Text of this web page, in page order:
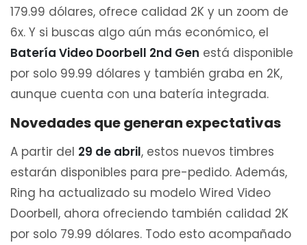
179.99 dólares, ofrece calidad 2K y un zoom de
6x. Y si buscas algo aún más económico, el
Batería Video Doorbell 2nd Gen está disponible
por solo 99.99 dólares y también graba en 2K,
aunque cuenta con una batería integrada.
Novedades que generan expectativas
A partir del 29 de abril, estos nuevos timbres
estarán disponibles para pre-pedido. Además,
Ring ha actualizado su modelo Wired Video
Doorbell, ahora ofreciendo también calidad 2K
por solo 79.99 dólares. Todo esto acompañado